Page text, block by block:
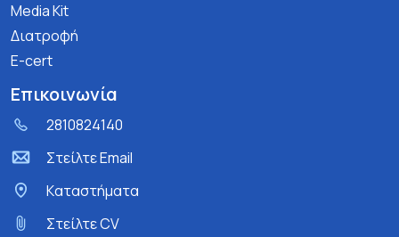
Media Kit
Διατροφή
E-cert
Επικοινωνία
2810824140
Στείλτε Email
Kαταστήματα
Στείλτε CV